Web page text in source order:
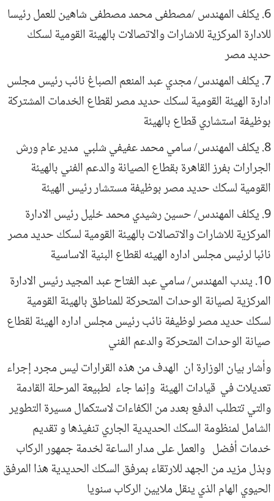
6. يكلف المهندس /مصطفى محمد مصطفى شاهين للعمل رئيسا
للادارة المركزية للاشارات والاتصالات بالهيئة القومية لسكك
حديد مصر
7. يكلف المهندس/ مجدي عبد المنعم الصباغ نائب رئيس مجلس
ادارة الهيئة القومية لسكك حديد مصر لقطاع الخدمات المشتركة
بوظيفة استشاري قطاع بالهيئة
8. يكلف المهندس/ سامي محمد عفيفي شلبي مدير عام ورش
الجرارات بفرز القاهرة بقطاع الصيانة والدعم الفني بالهيئة
القومية لسكك حديد مصر بوظيفة مستشار رئيس الهيئة
9. يكلف المهندس/ حسين رشيدي محمد خليل رئيس الادارة
المركزية للاشارات والاتصالات بالهيئة القومية لسكك حديد مصر
نائبا لرئيس مجلس اداره الهيئه لقطاع البنية الاساسية
10. يندب المهندس/ سامي عبد الفتاح عبد المجيد رئيس الادارة
المركزية لصيانة الوحدات المتحركة للمناطق بالهيئة القومية
لسكك حديد مصر لوظيفة نائب رئيس مجلس اداره الهيئة لقطاع
صيانة الوحدات المتحركة والدعم الفني
وأشار بيان الوزارة ان الهدف من هذه القرارات ليس مجرد إجراء
تعديلات في قيادات الهيئة وإنما جاء لطبيعة المرحلة القادمة
والتي تتطلب الدفع بعدد من الكفاءات لاستكمال مسيرة التطوير
الشامل لمنظومة السكك الحديدية الجاري تنفيذها و تقديم
خدمات أفضل والعمل على مدار الساعة لخدمة جمهور الركاب
وبذل مزيد من الجهد للارتقاء بمرفق السكك الحديدية هذا المرفق
الحيوي الهام الذي ينقل ملايين الركاب سنويا